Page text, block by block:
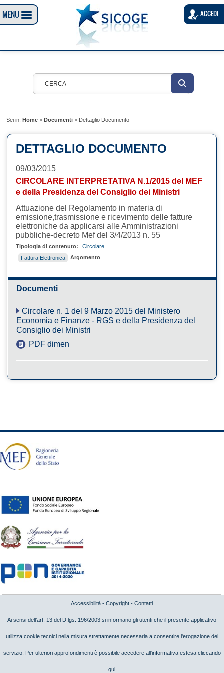
MENU ACCEDI
Sei in:Home >Documenti > Dettaglio Documento
DETTAGLIO DOCUMENTO
09/03/2015
CIRCOLARE INTERPRETATIVA N.1/2015 del MEF
e della Presidenza del Consiglio dei Ministri
Attuazione del Regolamento in materia di
emissione,trasmissione e ricevimento delle fatture
elettroniche da applicarsi alle Amministrazioni
pubbliche-decreto Mef del 3/4/2013 n. 55
Tipologia di contenuto:
Circolare
Argomento
Fattura Elettronica
Documenti
Circolare n. 1 del 9 Marzo 2015 del Ministero
Economia e Finanze - RGS e della Presidenza del
Consiglio dei Ministri
PDF dimensione 455KB
Accessibilità - Copyright - Contatti
Ai sensi dell’art. 13 del D.lgs. 196/2003 si informano gli utenti che il presente applicativo
utilizza cookie tecnici nella misura strettamente necessaria a consentire l'erogazione del
servizio. Per ulteriori approfondimenti è possibile accedere all'informativa estesa cliccando
qui